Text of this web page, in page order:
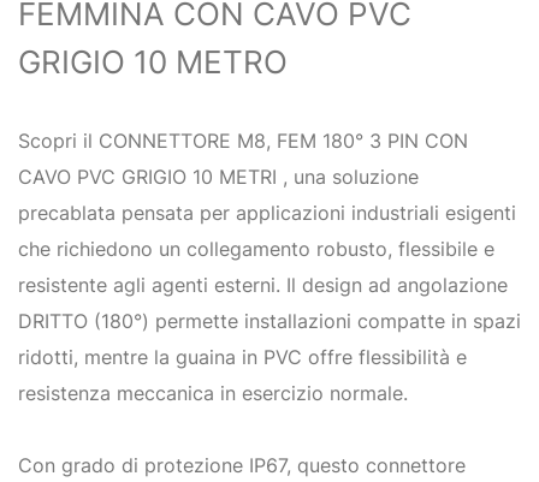
FEMMINA CON CAVO PVC
GRIGIO 10 METRO
Scopri il CONNETTORE M8, FEM 180° 3 PIN CON
CAVO PVC GRIGIO 10 METRI , una soluzione
precablata pensata per applicazioni industriali esigenti
che richiedono un collegamento robusto, flessibile e
resistente agli agenti esterni. Il design ad angolazione
DRITTO (180°) permette installazioni compatte in spazi
ridotti, mentre la guaina in PVC offre flessibilità e
resistenza meccanica in esercizio normale.
Con grado di protezione IP67, questo connettore